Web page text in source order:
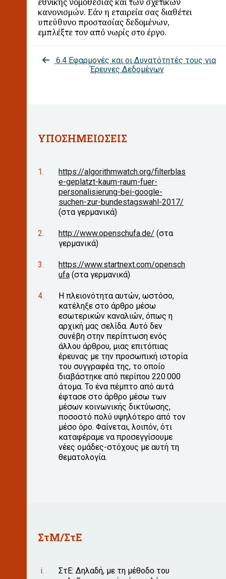
εθνικής νομοθεσίας και των σχετικών
κανονισμών. Εάν η εταιρεία σας διαθέτει
υπεύθυνο προστασίας δεδομένων,
εμπλέξτε τον από νωρίς στο έργο.
6.4 Εφαρμογές και οι Δυνατότητές τους για
Έρευνες Δεδομένων
ΥΠΟΣΗΜΕΙΩΣΕΙΣ
https://algorithmwatch.org/filterblas
e-geplatzt-kaum-raum-fuer-
personalisierung-bei-google-
suchen-zur-bundestagswahl-2017/
(στα γερμανικά)
http://www.openschufa.de/ (στα
γερμανικά)
https://www.startnext.com/opensch
ufa (στα γερμανικά)
Η πλειονότητα αυτών, ωστόσο,
κατέληξε στο άρθρο μέσω
εσωτερικών καναλιών, όπως η
αρχική μας σελίδα. Αυτό δεν
συνέβη στην περίπτωση ενός
άλλου άρθρου, μιας επιτόπιας
έρευνας με την προσωπική ιστορία
του συγγραφέα της, το οποίο
διαβάστηκε από περίπου 220.000
άτομα. Το ένα πέμπτο από αυτά
έφτασε στο άρθρο μέσω των
μέσων κοινωνικής δικτύωσης,
ποσοστό πολύ υψηλότερο από τον
μέσο όρο. Φαίνεται, λοιπόν, ότι
καταφέραμε να προσεγγίσουμε
νέες ομάδες-στόχους με αυτή τη
θεματολογία.
ΣτΜ/ΣτΕ
ΣτΕ: Δηλαδή, με τη μέθοδο του